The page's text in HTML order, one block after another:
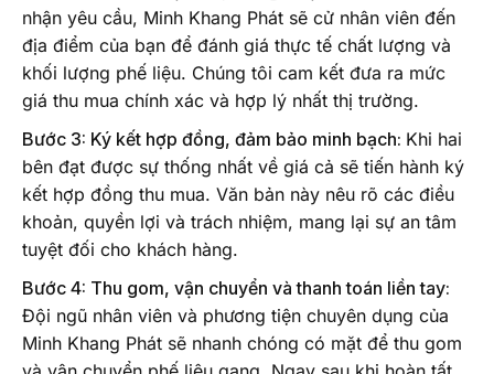
nhận yêu cầu, Minh Khang Phát sẽ cử nhân viên đến
địa điểm của bạn để đánh giá thực tế chất lượng và
khối lượng phế liệu. Chúng tôi cam kết đưa ra mức
giá thu mua chính xác và hợp lý nhất thị trường.
Bước 3: Ký kết hợp đồng, đảm bảo minh bạch: Khi hai
bên đạt được sự thống nhất về giá cả sẽ tiến hành ký
kết hợp đồng thu mua. Văn bản này nêu rõ các điều
khoản, quyền lợi và trách nhiệm, mang lại sự an tâm
tuyệt đối cho khách hàng.
Bước 4: Thu gom, vận chuyển và thanh toán liền tay:
Đội ngũ nhân viên và phương tiện chuyên dụng của
Minh Khang Phát sẽ nhanh chóng có mặt để thu gom